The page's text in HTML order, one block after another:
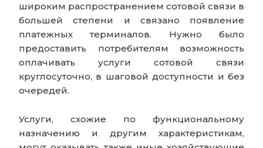
широким распространением сотовой связи в
большей степени и связано появление
платежных терминалов. Нужно было
предоставить потребителям возможность
оплачивать услуги сотовой связи
круглосуточно, в шаговой доступности и без
очередей.
Услуги, схожие по функциональному
назначению и другим характеристикам,